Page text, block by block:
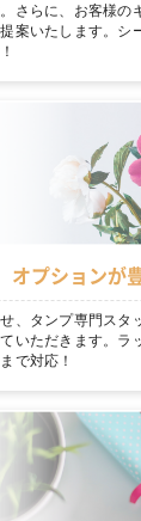
さらに、お客様の
案いたします。シ
オプションが
、タンプ専門スタ
いただきます。ラ
で対応！